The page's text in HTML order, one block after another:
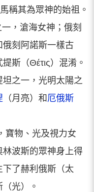
稱其為眾神的始祖。
，滄海女神；俄刻
刻阿諾斯一樣古
斯（Θέτις）混淆。
之一，光明太陽之
（月亮）和 厄俄斯
寶物、光及視力女
波斯的眾神身上得
了赫利俄斯（太
光）。